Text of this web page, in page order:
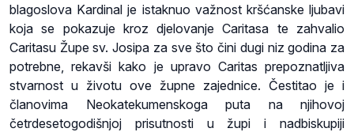
blagoslova Kardinal je istaknuo važnost kršćanske ljubavi
koja se pokazuje kroz djelovanje Caritasa te zahvalio
Caritasu Župe sv. Josipa za sve što čini dugi niz godina za
potrebne, rekavši kako je upravo Caritas prepoznatljiva
stvarnost u životu ove župne zajednice. Čestitao je i
članovima Neokatekumenskoga puta na njihovoj
četrdesetogodišnjoj prisutnosti u župi i nadbiskupiji